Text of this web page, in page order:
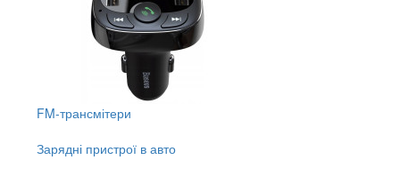
FM-трансмітери
Зарядні пристрої в авто